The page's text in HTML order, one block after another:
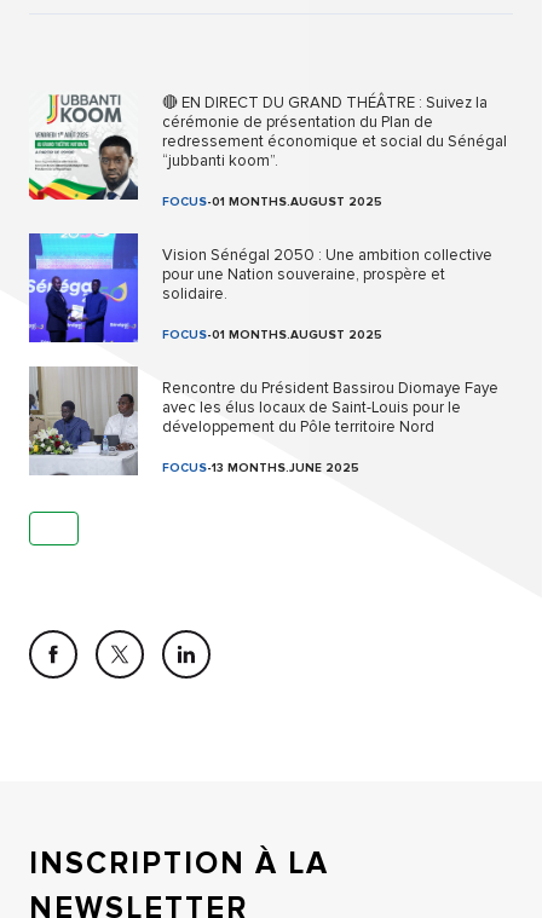
🔴 EN DIRECT DU GRAND THÉÂTRE : Suivez la
cérémonie de présentation du Plan de
redressement économique et social du Sénégal
“jubbanti koom”.
FOCUS-01 MONTHS.AUGUST 2025
Vision Sénégal 2050 : Une ambition collective
pour une Nation souveraine, prospère et
solidaire.
FOCUS-01 MONTHS.AUGUST 2025
Rencontre du Président Bassirou Diomaye Faye
avec les élus locaux de Saint-Louis pour le
développement du Pôle territoire Nord
FOCUS-13 MONTHS.JUNE 2025
INSCRIPTION À LA
NEWSLETTER